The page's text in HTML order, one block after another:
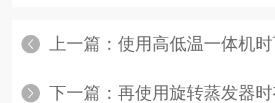
上一篇： 使用高低温一体机时可能会
下一篇： 再使用旋转蒸发器时有